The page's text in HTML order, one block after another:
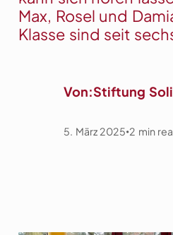
Max, Rosel und
Klasse sind seit
Von:Stiftung
5. März 2025 •2 min